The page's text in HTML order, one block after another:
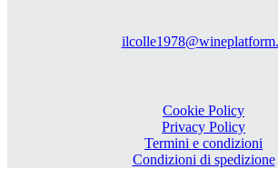
Cookie Policy
Privacy Policy
Termini e condizioni
Condizioni di spedizione